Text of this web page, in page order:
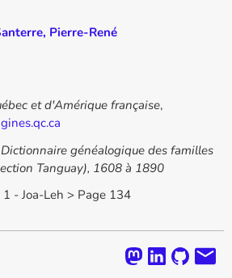
Pierre-René
et d'Amérique française,
Dictionnaire généalogique des familles
Tanguay), 1608 à 1890
- Joa-Leh > Page 134